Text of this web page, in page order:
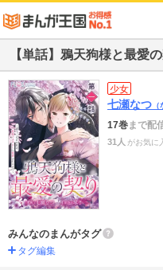
【単話】鴉天狗様と最愛
少女
七瀬なつ
17巻まで配
31人 がお気に
みんなのまんがタグ
タグ編集